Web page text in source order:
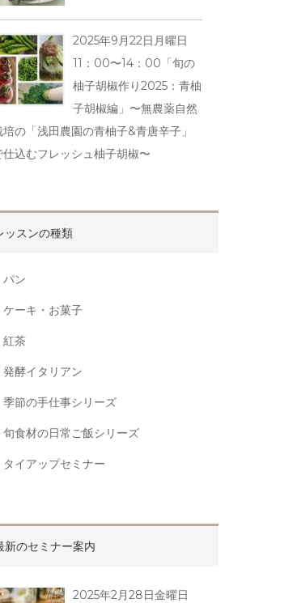
2025年9月22日月曜日
11：00〜14：00「旬の
柚子胡椒作り2025：青柚
子胡椒編」〜無農薬自然
培の「浅田農園の青柚子&青唐辛子」
仕込むフレッシュ柚子胡椒〜
ッスンの種類
パン
ケーキ・お菓子
紅茶
発酵イタリアン
季節の手仕事シリーズ
旬食材の日常ご飯シリーズ
タイアップセミナー
新のセミナー案内
2025年2月28日金曜日